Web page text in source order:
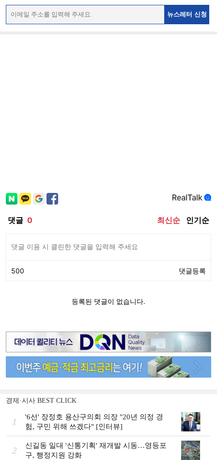
뉴스레터 신청
경제·시사 BEST CLICK
1
'6선' 장정호 용산구의회 의장 "20년 의정 경
험, 구민 위해 쓰겠다" [인터뷰]
2
신길동 일대 '신통기획' 재개발 시동…영등포
구, 행정지원 강화